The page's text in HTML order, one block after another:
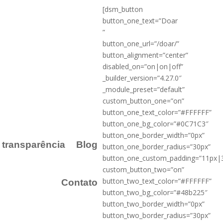
transparência Blog
Contato
[dsm_button
button_one_text=”Doar
”
button_one_url=”/doar/”
button_alignment=”center”
disabled_on=”on|on|off”
_builder_version=”4.27.0″
_module_preset=”default”
custom_button_one=”on”
button_one_text_color=”#FFFFFF”
button_one_bg_color=”#0C71C3″
button_one_border_width=”0px”
button_one_border_radius=”30px”
custom_button_two=”on”
button_two_text_color=”#FFFFFF”
button_two_bg_color=”#48b225″
button_two_border_width=”0px”
button_two_border_radius=”30px”